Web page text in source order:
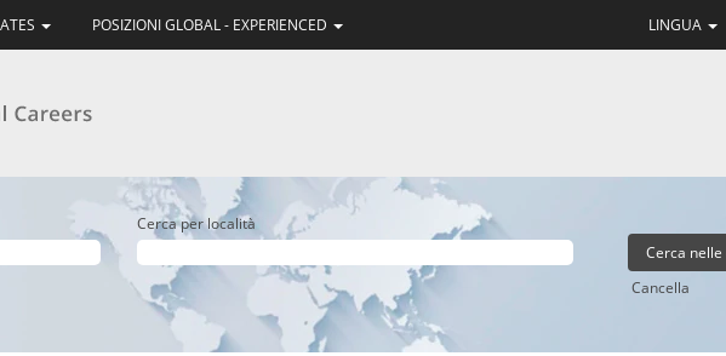
POSIZIONI GLOBAL - EXPERIENCED LINGUA
Cerca per località
Cancella